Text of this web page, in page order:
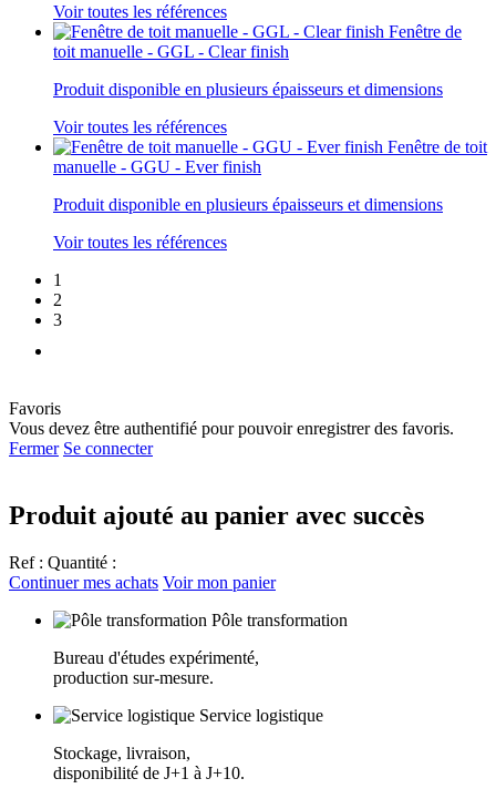
Voir toutes les références
Fenêtre de
toit manuelle - GGL - Clear finish
Produit disponible en plusieurs épaisseurs et dimensions
Voir toutes les références
Fenêtre de toit
manuelle - GGU - Ever finish
Produit disponible en plusieurs épaisseurs et dimensions
Voir toutes les références
1
2
3
Favoris
Vous devez être authentifié pour pouvoir enregistrer des favoris.
Fermer Se connecter
Produit ajouté au panier avec succès
Ref : Quantité :
Continuer mes achats Voir mon panier
Pôle transformation
Bureau d'études expérimenté,
production sur-mesure.
Service logistique
Stockage, livraison,
disponibilité de J+1 à J+10.